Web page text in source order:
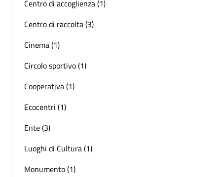
Centro di accoglienza (1)
Centro di raccolta (3)
Cinema (1)
Circolo sportivo (1)
Cooperativa (1)
Ecocentri (1)
Ente (3)
Luoghi di Cultura (1)
Monumento (1)